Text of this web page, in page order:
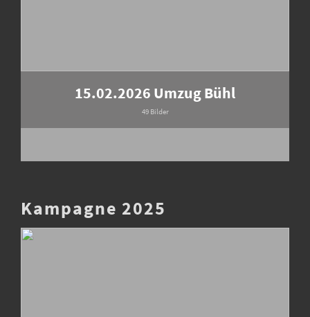
15.02.2026 Umzug Bühl
49 Bilder
Kampagne 2025